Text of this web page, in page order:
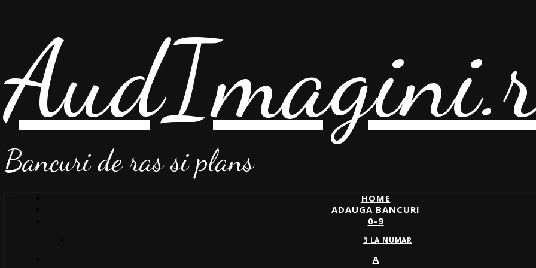
Bancuri de ras si plans
HOME
ADAUGA BANCURI
0-9
3 LA NUMAR
A